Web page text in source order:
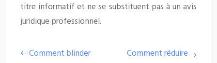
titre informatif et ne se substituent pas à un avis
juridique professionnel.
Comment blinder
Comment réduire